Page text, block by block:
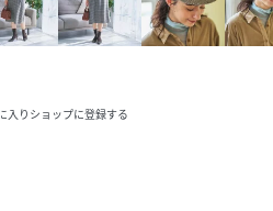
入りショップに登録する